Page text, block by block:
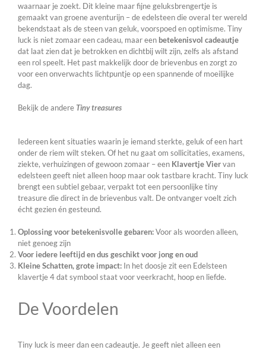
waarnaar je zoekt. Dit kleine maar fijne geluksbrengertje is
gemaakt van groene aventurijn – de edelsteen die overal ter wereld
bekendstaat als de steen van geluk, voorspoed en optimisme. Tiny
luck is niet zomaar een cadeau, maar een betekenisvol cadeautje
dat laat zien dat je betrokken en dichtbij wilt zijn, zelfs als afstand
een rol speelt. Het past makkelijk door de brievenbus en zorgt zo
voor een onverwachts lichtpuntje op een spannende of moeilijke
dag.
Bekijk de andere Tiny treasures
Iedereen kent situaties waarin je iemand sterkte, geluk of een hart
onder de riem wilt steken. Of het nu gaat om sollicitaties, examens,
ziekte, verhuizingen of gewoon zomaar – een Klavertje Viervan
edelsteen geeft niet alleen hoop maar ook tastbare kracht. Tiny luck
brengt een subtiel gebaar, verpakt tot een persoonlijke tiny
treasure die direct in de brievenbus valt. De ontvanger voelt zich
écht gezien én gesteund.
Oplossing voor betekenisvolle gebaren:Voor als woorden alleen,
niet genoeg zijn
Voor iedere leeftijd en dus geschikt voor jong en oud
Kleine Schatten, grote impact: In het doosje zit een Edelsteen
klavertje 4 dat symbool staat voor veerkracht, hoop en liefde.
De Voordelen
Tiny luck is meer dan een cadeautje. Je geeft niet alleen een